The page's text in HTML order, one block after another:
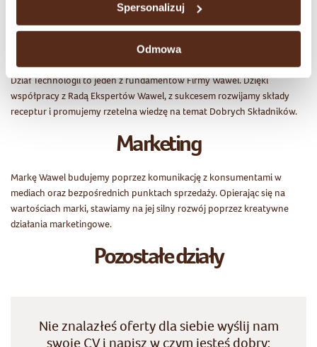
Spersonalizuj
Odmowa
działamy zarówno w Polsce, jak i na świecie.
Technologia i BiR
Dział Technologii to jeden z fundamentów Firmy Wawel. Dzięki
współpracy z Radą Ekspertów Wawel, z sukcesem rozwijamy składy
receptur i promujemy rzetelna wiedzę na temat Dobrych Składników.
Marketing
Markę Wawel budujemy poprzez komunikację z konsumentami w
mediach oraz bezpośrednich punktach sprzedaży. Opierając się na
wartościach marki, stawiamy na jej silny rozwój poprzez kreatywne
działania marketingowe.
Pozostałe działy
Nie znalazłeś oferty dla siebie wyślij nam
swoje CV i napisz w czym jesteś dobry: